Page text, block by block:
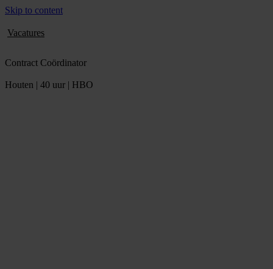
Skip to content
Vacatures
Contract Coördinator
Houten | 40 uur | HBO